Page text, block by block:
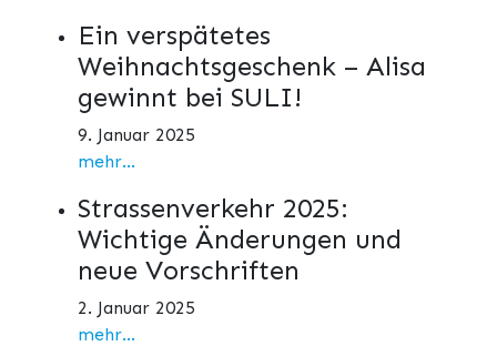
Ein verspätetes
Weihnachtsgeschenk – Alisa
gewinnt bei SULI!
9. Januar 2025
mehr...
Strassenverkehr 2025:
Wichtige Änderungen und
neue Vorschriften
2. Januar 2025
mehr...